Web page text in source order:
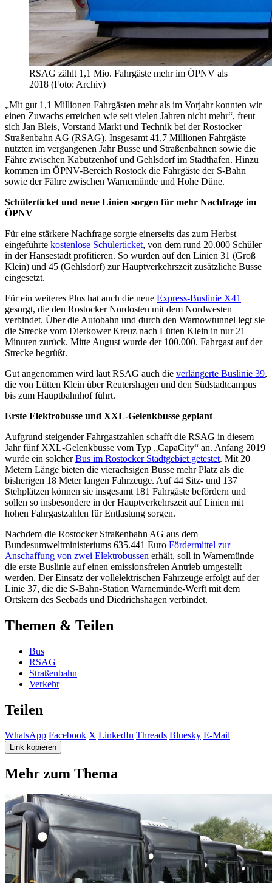
RSAG zählt 1,1 Mio. Fahrgäste mehr im ÖPNV als
2018 (Foto: Archiv)
„Mit gut 1,1 Millionen Fahrgästen mehr als im Vorjahr konnten wir
einen Zuwachs erreichen wie seit vielen Jahren nicht mehr“, freut
sich Jan Bleis, Vorstand Markt und Technik bei der Rostocker
Straßenbahn AG (RSAG). Insgesamt 41,7 Millionen Fahrgäste
nutzten im vergangenen Jahr Busse und Straßenbahnen sowie die
Fähre zwischen Kabutzenhof und Gehlsdorf im Stadthafen. Hinzu
kommen im ÖPNV-Bereich Rostock die Fahrgäste der S-Bahn
sowie der Fähre zwischen Warnemünde und Hohe Düne.
Schülerticket und neue Linien sorgen für mehr Nachfrage im
ÖPNV
Für eine stärkere Nachfrage sorgte einerseits das zum Herbst
eingeführte kostenlose Schülerticket, von dem rund 20.000 Schüler
in der Hansestadt profitieren. So wurden auf den Linien 31 (Groß
Klein) und 45 (Gehlsdorf) zur Hauptverkehrszeit zusätzliche Busse
eingesetzt.
Für ein weiteres Plus hat auch die neue Express-Buslinie X41
gesorgt, die den Rostocker Nordosten mit dem Nordwesten
verbindet. Über die Autobahn und durch den Warnowtunnel legt sie
die Strecke vom Dierkower Kreuz nach Lütten Klein in nur 21
Minuten zurück. Mitte August wurde der 100.000. Fahrgast auf der
Strecke begrüßt.
Gut angenommen wird laut RSAG auch die verlängerte Buslinie 39,
die von Lütten Klein über Reutershagen und den Südstadtcampus
bis zum Hauptbahnhof führt.
Erste Elektrobusse und XXL-Gelenkbusse geplant
Aufgrund steigender Fahrgastzahlen schafft die RSAG in diesem
Jahr fünf XXL-Gelenkbusse vom Typ „CapaCity“ an. Anfang 2019
wurde ein solcherBus im Rostocker Stadtgebiet getestet. Mit 20
Metern Länge bieten die vierachsigen Busse mehr Platz als die
bisherigen 18 Meter langen Fahrzeuge. Auf 44 Sitz- und 137
Stehplätzen können sie insgesamt 181 Fahrgäste befördern und
sollen so insbesondere in der Hauptverkehrszeit auf Linien mit
hohen Fahrgastzahlen für Entlastung sorgen.
Nachdem die Rostocker Straßenbahn AG aus dem
Bundesumweltministeriums 635.441 Euro Fördermittel zur
Anschaffung von zwei Elektrobussen erhält, soll in Warnemünde
die erste Buslinie auf einen emissionsfreien Antrieb umgestellt
werden. Der Einsatz der vollelektrischen Fahrzeuge erfolgt auf der
Linie 37, die die S-Bahn-Station Warnemünde-Werft mit dem
Ortskern des Seebads und Diedrichshagen verbindet.
Themen & Teilen
Bus
RSAG
Straßenbahn
Verkehr
Teilen
WhatsApp Facebook X LinkedIn Threads Bluesky E-Mail
Link kopieren
Mehr zum Thema